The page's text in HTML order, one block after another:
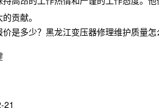
贡献。
是多少？黑龙江变压器修理维护质
21